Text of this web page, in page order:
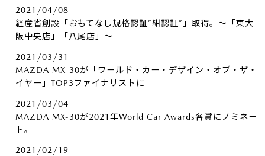
2021/04/08
経産省創設「おもてなし規格認証”紺認証”」取得。～「東大
阪中央店」「八尾店」～
2021/03/31
MAZDA MX-30が「ワールド・カー・デザイン・オブ・ザ・
イヤー」TOP3ファイナリストに
2021/03/04
MAZDA MX-30が2021年World Car Awards各賞にノミネー
ト。
2021/02/19